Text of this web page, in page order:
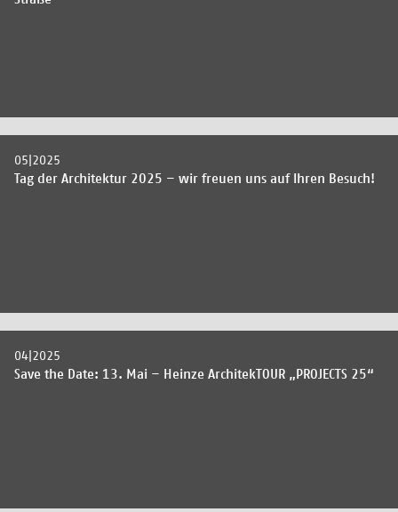
05|2025
Tag der Architektur 2025 – wir freuen uns auf Ihren Besuch!
04|2025
Save the Date: 13. Mai – Heinze ArchitekTOUR „PROJECTS 25“